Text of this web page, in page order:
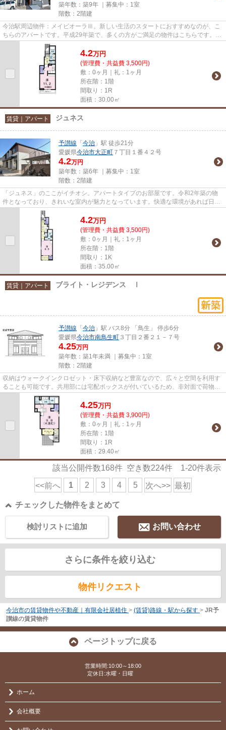
築年数：築9年 ｜募集中： 1室
階数：2階建
今治駅周辺物件：メイビオーラⅢ。新しい生活のスタートにおすすめなのが、こ
ちらのアパートです。平成29年築で、多くの方がご満足の物件はこちらです。今
治周辺であなたにとってより良...
4.2万円
(管理費・共益費 3,500円)
敷：0ヶ月｜礼：1ヶ月
所在階：1階
間取り：1R
面積：30.00㎡
賃貸｜アパート ジュネス
予讃線 「 今治 」駅 徒歩21分
愛媛県今治市大正町 ７丁目１番４２号
4.2万円
築年数：築6年 ｜募集中： 1室
階数：2階建
「ジュネス」のここがイチオシ。アパートタイプのお部屋です。令和2年築の物
件となっており、きれいな室内が魅力となっています。快適な環境があれば日々
の生活も充実してきます。当社...
4.2万円
(管理費・共益費 3,500円)
敷：0ヶ月｜礼：1ヶ月
所在階：1階
間取り：1K
面積：35.00㎡
賃貸｜アパート ブライト・レジデンス Ⅰ
予讃線 「 今治 」駅 バス8分 「鳥生」 停歩6分
愛媛県今治市南鳥生町 ３丁目２番２１－７号
4.25万円
築年数：築1年未満 ｜募集中： 1室
階数：2階建
収納はウォークインクロゼット・床下収納など豊富なので、広々と空間を利用す
ることも可能です。共用部には宅配ボックスが付いているため、非対面で荷物を
受け取れます。新築の物件を...
4.25万円
(管理費・共益費 3,900円)
敷：0ヶ月｜礼：1ヶ月
所在階：1階
間取り：1R
面積：29.40㎡
該当公開件数168件 空き数224件 1-20件表示
<<前へ 1 2 3 4 5 次へ>> 最初
チェックした物件をまとめて
お問い合わせ
検討リストに追加
さらに条件を絞り込む
物件リクエスト
今治市の賃貸物件や不動産｜有限会社居植住 > (賃貸)路線・駅から探す > JR予
讃線の賃貸物件
ページトップに戻る
営業時間:10:00～18:00
定休日:水曜・日曜
ホーム
会社概要